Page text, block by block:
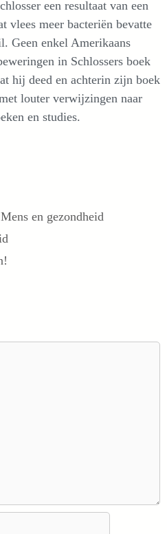
een resultaat van een
vlees meer bacteriën bevatte
Geen enkel Amerikaans
in Schlossers boek
hij deed en achterin zijn boek
louter verwijzingen naar
en studies.
Mens en gezondheid